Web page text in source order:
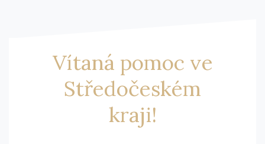
Vítaná pomoc ve
Středočeském
kraji!